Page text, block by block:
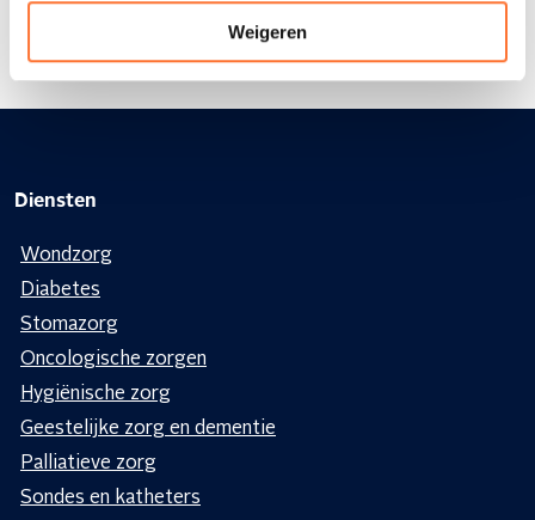
Weigeren
Diensten
Wondzorg
Diabetes
Stomazorg
Oncologische zorgen
Hygiënische zorg
Geestelijke zorg en dementie
Palliatieve zorg
Sondes en katheters